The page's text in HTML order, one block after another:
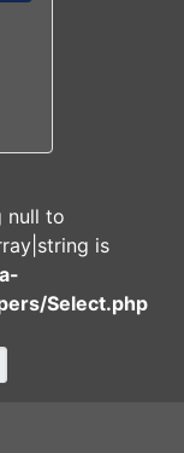
null to
is
Select.php